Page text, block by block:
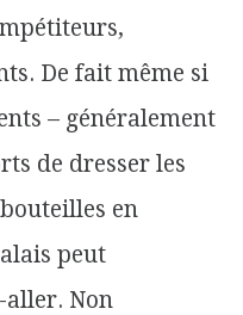
De fait même si
– généralement
de dresser les
en
peut
aller. Non